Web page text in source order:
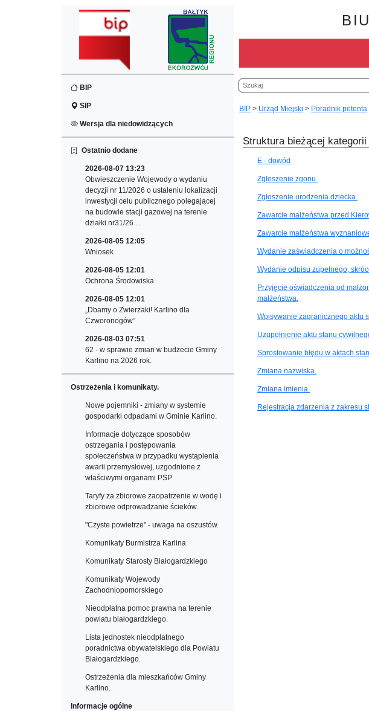
BIP
SIP
Wersja dla niedowidzących
Ostatnio dodane
2026-08-07 13:23
Obwieszczenie Wojewody o wydaniu
decyzji nr 11/2026 o ustaleniu lokalizacji
inwestycji celu publicznego polegającej
na budowie stacji gazowej na terenie
działki nr31/26 ...
2026-08-05 12:05
Wniosek
2026-08-05 12:01
Ochrona Środowiska
2026-08-05 12:01
„Dbamy o Zwierzaki! Karlino dla
Czworonogów”
2026-08-03 07:51
62 - w sprawie zmian w budżecie Gminy
Karlino na 2026 rok.
Ostrzeżenia i komunikaty.
Nowe pojemniki - zmiany w systemie
gospodarki odpadami w Gminie Karlino.
Informacje dotyczące sposobów
ostrzegania i postępowania
społeczeństwa w przypadku wystąpienia
awarii przemysłowej, uzgodnione z
właściwymi organami PSP
Taryfy za zbiorowe zaopatrzenie w wodę i
zbiorowe odprowadzanie ścieków.
"Czyste powietrze" - uwaga na oszustów.
Komunikaty Burmistrza Karlina
Komunikaty Starosty Białogardzkiego
Komunikaty Wojewody
Zachodniopomorskiego
Nieodpłatna pomoc prawna na terenie
powiatu białogardzkiego.
Lista jednostek nieodpłatnego
poradnictwa obywatelskiego dla Powiatu
Białogardzkiego.
Ostrzeżenia dla mieszkańców Gminy
Karlino.
Informacje ogólne
Szukaj
BIP > Urząd Miejski > Poradnik petenta
Struktura bieżącej kategorii
E - dowód
Zgłoszenie zgonu.
Zgłoszenie urodzenia dziecka.
Zawarcie małżeństwa przed
Zawarcie małżeństwa
Wydanie zaświadczenia o
Wydanie odpisu zupełnego,
Przyjęcie oświadczenia od
małżeństwa.
Wpisywanie zagranicznego aktu
Uzupełnienie aktu stanu
Sprostowanie błędu w aktach
Zmiana nazwiska.
Zmiana imienia.
Rejestracja zdarzenia z zakresu